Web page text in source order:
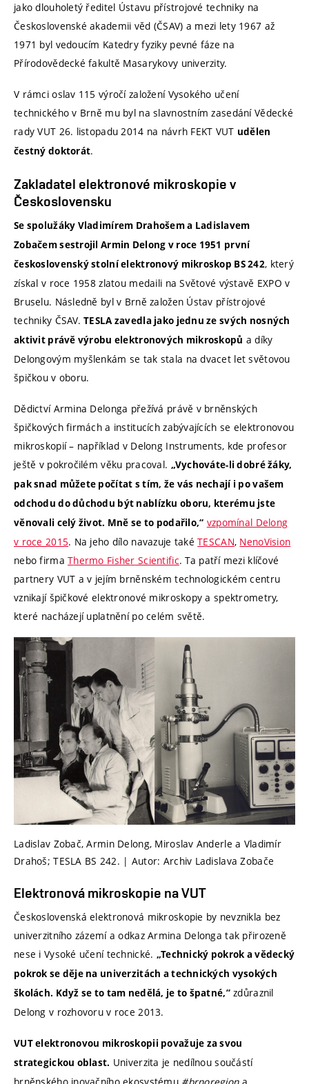
jako dlouholetý ředitel Ústavu přístrojové techniky na
Československé akademii věd (ČSAV) a mezi lety 1967 až
1971 byl vedoucím Katedry fyziky pevné fáze na
Přírodovědecké fakultě Masarykovy univerzity.
V rámci oslav 115 výročí založení Vysokého učení
technického v Brně mu byl na slavnostním zasedání Vědecké
rady VUT 26. listopadu 2014 na návrh FEKT VUT udělen
čestný doktorát.
Zakladatel elektronové mikroskopie v
Československu
Se spolužáky Vladimírem Drahošem a Ladislavem
Zobačem sestrojil Armin Delong v roce 1951 první
československý stolní elektronový mikroskop BS 242, který
získal v roce 1958 zlatou medaili na Světové výstavě EXPO v
Bruselu. Následně byl v Brně založen Ústav přístrojové
techniky ČSAV.TESLA zavedla jako jednu ze svých nosných
aktivit právě výrobu elektronových mikroskopů a díky
Delongovým myšlenkám se tak stala na dvacet let světovou
špičkou v oboru.
Dědictví Armina Delonga přežívá právě v brněnských
špičkových firmách a institucích zabývajících se elektronovou
mikroskopií – například v Delong Instruments, kde profesor
ještě v pokročilém věku pracoval. „Vychováte-li dobré žáky,
pak snad můžete počítat s tím, že vás nechají i po vašem
odchodu do důchodu být nablízku oboru, kterému jste
věnovali celý život. Mně se to podařilo,“ vzpomínal Delong
v roce 2015. Na jeho dílo navazuje takéTESCAN, NenoVision
nebo firmaThermo Fisher Scientific. Ta patří mezi klíčové
partnery VUT a v jejím brněnském technologickém centru
vznikají špičkové elektronové mikroskopy a spektrometry,
které nacházejí uplatnění po celém světě.
Ladislav Zobač, Armin Delong, Miroslav Anderle a Vladimír
Drahoš; TESLA BS 242. | Autor: Archiv Ladislava Zobače
Elektronová mikroskopie na VUT
Československá elektronová mikroskopie by nevznikla bez
univerzitního zázemí a odkaz Armina Delonga tak přirozeně
nese i Vysoké učení technické. „Technický pokrok a vědecký
pokrok se děje na univerzitách a technických vysokých
školách. Když se to tam nedělá, je to špatné,”zdůraznil
Delong v rozhovoru v roce 2013.
VUT elektronovou mikroskopii považuje za svou
strategickou oblast. Univerzita je nedílnou součástí